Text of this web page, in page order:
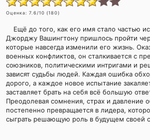
Оценка: 7.6/10 (180)
Ещё до того, как его имя стало частью
Джорджу Вашингтону пришлось пройти
которые навсегда изменили его жизнь.
военных конфликтов, он сталкивается с
союзников, политическими интригами и
зависят судьбы людей. Каждая ошибка
дорого, а каждое новое испытание
заставляет брать на себя всё большую
Преодолевая сомнения, страх и давление
постепенно превращается в лидера,
сыграть решающую роль в будущем своей